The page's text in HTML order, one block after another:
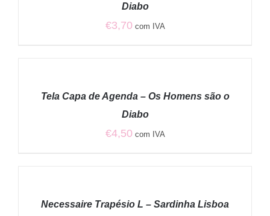
Diabo
€3,70 com IVA
DETALHESTela Capa de Agenda – Os Homens são o
Diabo
€4,50 com IVA
DETALHESNecessaire Trapésio L – Sardinha Lisboa